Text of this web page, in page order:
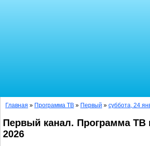
Главная » Программа ТВ » Первый » суббота, 24
Первый канал. Программа ТВ
2026